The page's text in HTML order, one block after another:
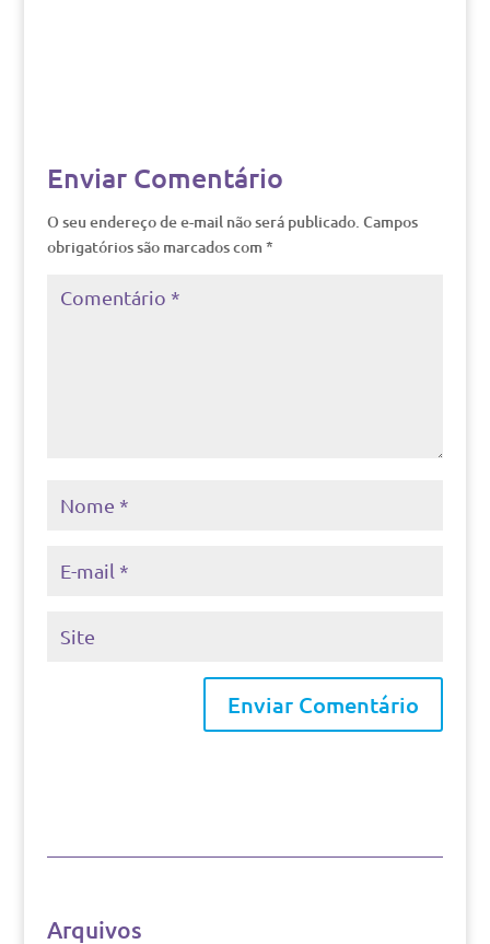
Enviar Comentário
O seu endereço de e-mail não será publicado. Campos
obrigatórios são marcados com *
Arquivos